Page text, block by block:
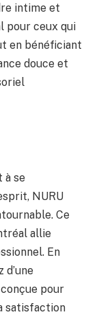
intime et
pour ceux qui
en bénéficiant
douce et
à se
NURU
Ce
allie
En
pour
satisfaction